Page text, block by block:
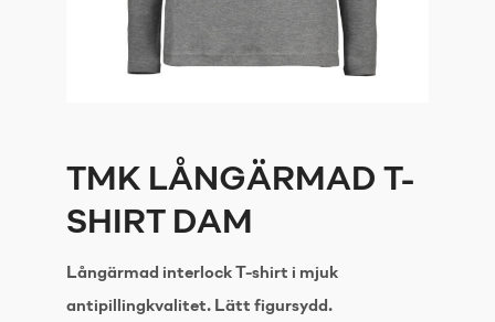
TMK LÅNGÄRMAD T-
SHIRT DAM
Långärmad interlock T-shirt i mjuk
antipillingkvalitet. Lätt figursydd.